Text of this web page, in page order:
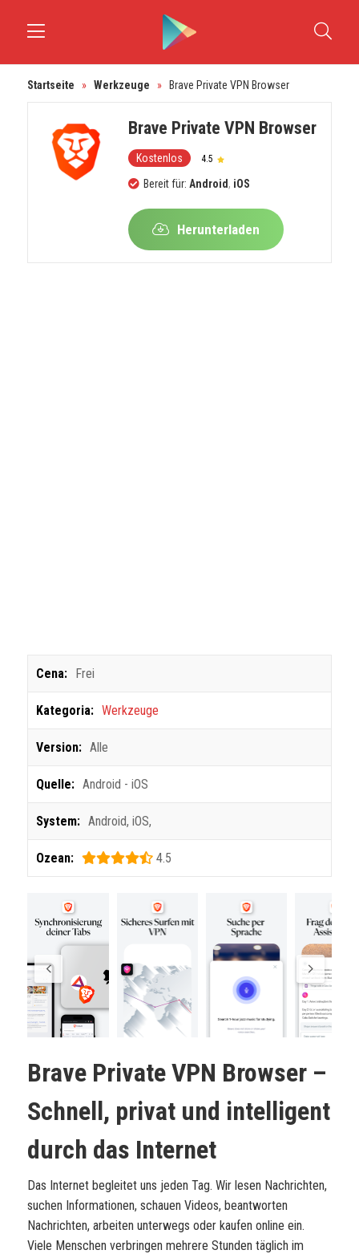
Startseite » Werkzeuge » Brave Private VPN Browser
Brave Private VPN Browser
Kostenlos 4.5
Bereit für: Android , iOS
Herunterladen
Cena: Frei
Kategoria: Werkzeuge
Version: Alle
Quelle: Android - iOS
System: Android, iOS,
Ozean: 4.5
Brave Private VPN Browser –
Schnell, privat und intelligent
durch das Internet
Das Internet begleitet uns jeden Tag. Wir lesen Nachrichten,
suchen Informationen, schauen Videos, beantworten
Nachrichten, arbeiten unterwegs oder kaufen online ein.
Viele Menschen verbringen mehrere Stunden täglich im